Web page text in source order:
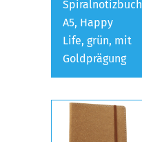
Spiralnotizbuch
A5, Happy
Life, grün, mit
Goldprägung